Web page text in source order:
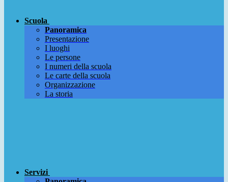
Scuola
Panoramica
Presentazione
I luoghi
Le persone
I numeri della scuola
Le carte della scuola
Organizzazione
La storia
Servizi